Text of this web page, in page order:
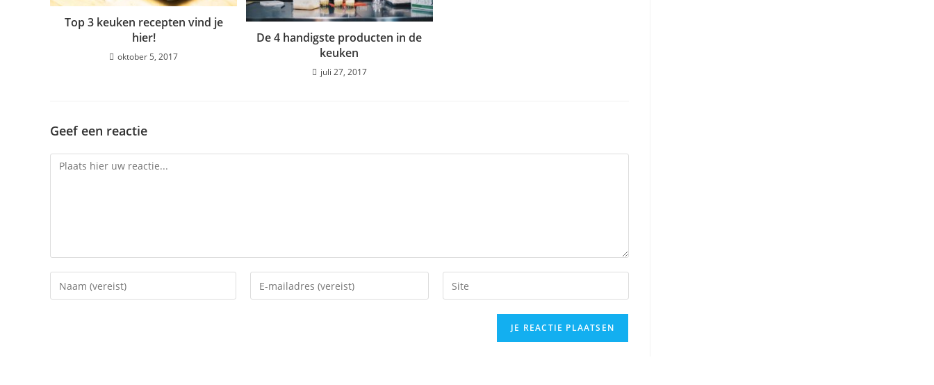
Top 3 keuken recepten vind je
hier!
oktober 5, 2017
De 4 handigste producten in de
keuken
juli 27, 2017
Geef een reactie